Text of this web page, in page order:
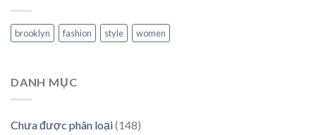
brooklyn fashion style women
DANH MỤC
Chưa được phân loại(148)